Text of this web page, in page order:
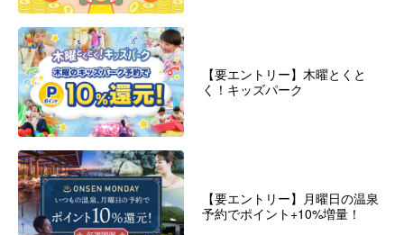
【要エントリー】木曜とくと
く！キッズパーク
【要エントリー】月曜日の温泉
予約でポイント+10%増量！